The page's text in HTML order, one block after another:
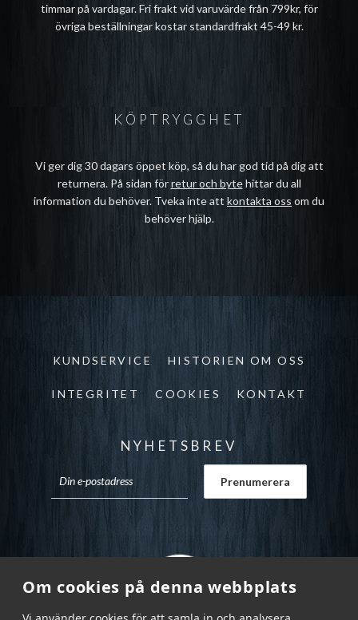
Om cookies på denna webbplats
timmar på vardagar. Fri frakt vid varuvärde från 799kr, för
övriga beställningar kostar standardfrakt 45-49 kr.
KÖPTRYGGHET
Vi ger dig 30 dagars öppet köp, så du har god tid på dig att
returnera. På sidan förretur och bytehittar du all
information du behöver. Tveka inte att kontakta oss om du
behöver hjälp.
KUNDSERVICE HISTORIEN OM OSS
INTEGRITET COOKIES KONTAKT
NYHETSBREV